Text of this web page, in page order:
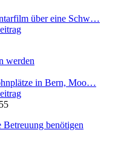
über eine Schw…
werden
in Bern, Moo…
Betreuung benötigen